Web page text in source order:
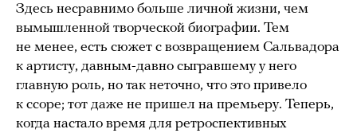
Здесь несравнимо больше личной жизни, чем
вымышленной творческой биографии. Тем
не менее, есть сюжет с возвращением Сальвадора
к артисту, давным-давно сыгравшему у него
главную роль, но так неточно, что это привело
к ссоре; тот даже не пришел на премьеру. Теперь,
когда настало время для ретроспективных